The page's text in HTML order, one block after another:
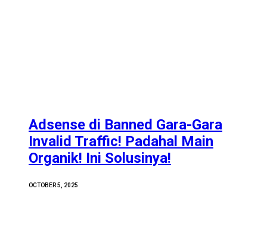
Adsense di Banned Gara-Gara
Invalid Traffic! Padahal Main
Organik! Ini Solusinya!
OCTOBER 5, 2025